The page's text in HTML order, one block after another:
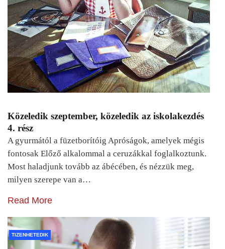
Közeledik szeptember, közeledik az iskolakezdés
4. rész
A gyurmától a füzetborítóig Apróságok, amelyek mégis
fontosak Előző alkalommal a ceruzákkal foglalkoztunk.
Most haladjunk tovább az ábécében, és nézzük meg,
milyen szerepe van a…
Read More
TIZENHETEDIK